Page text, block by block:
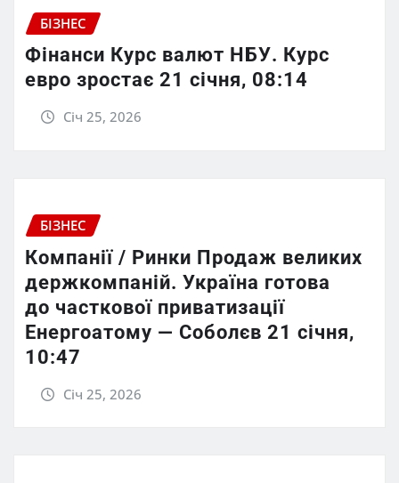
БІЗНЕС
Фінанси Курс валют НБУ. Курс
евро зростає 21 січня, 08:14
Січ 25, 2026
БІЗНЕС
Компанії / Ринки Продаж великих
держкомпаній. Україна готова
до часткової приватизації
Енергоатому — Соболєв 21 січня,
10:47
Січ 25, 2026